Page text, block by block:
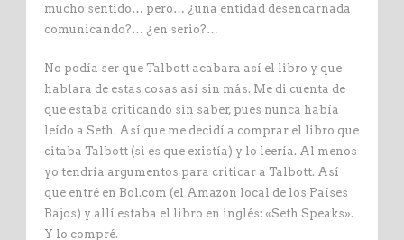
mucho sentido… pero… ¿una entidad desencarnada
comunicando?… ¿en serio?…
No podía ser que Talbott acabara así el libro y que
hablara de estas cosas así sin más. Me di cuenta de
que estaba criticando sin saber, pues nunca había
leído a Seth. Así que me decidí a comprar el libro que
citaba Talbott (si es que existía) y lo leería. Al menos
yo tendría argumentos para criticar a Talbott. Así
que entré en Bol.com (el Amazon local de los Países
Bajos) y allí estaba el libro en inglés: «Seth Speaks».
Y lo compré.